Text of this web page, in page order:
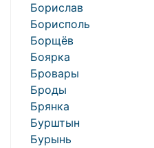
Борислав
Борисполь
Борщёв
Боярка
Бровары
Броды
Брянка
Бурштын
Бурынь